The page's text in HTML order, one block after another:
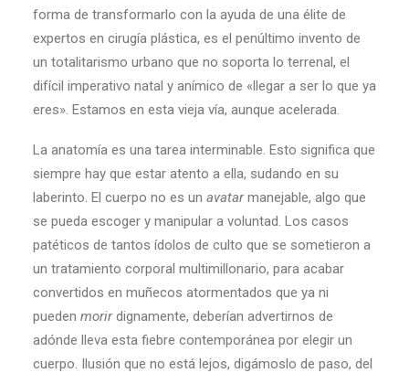
forma de transformarlo con la ayuda de una élite de
expertos en cirugía plástica, es el penúltimo invento de
un totalitarismo urbano que no soporta lo terrenal, el
difícil imperativo natal y anímico de «llegar a ser lo que ya
eres». Estamos en esta vieja vía, aunque acelerada.
La anatomía es una tarea interminable. Esto significa que
siempre hay que estar atento a ella, sudando en su
laberinto. El cuerpo no es un avatarmanejable, algo que
se pueda escoger y manipular a voluntad. Los casos
patéticos de tantos ídolos de culto que se sometieron a
un tratamiento corporal multimillonario, para acabar
convertidos en muñecos atormentados que ya ni
pueden morirdignamente, deberían advertirnos de
adónde lleva esta fiebre contemporánea por elegir un
cuerpo. Ilusión que no está lejos, digámoslo de paso, del